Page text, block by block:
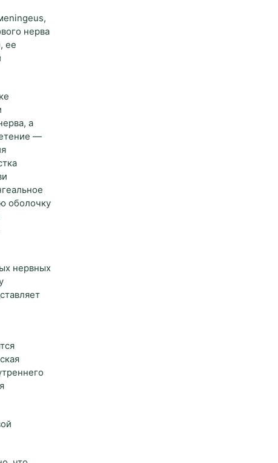
нерва
ее
а
—
оболочку
нервных